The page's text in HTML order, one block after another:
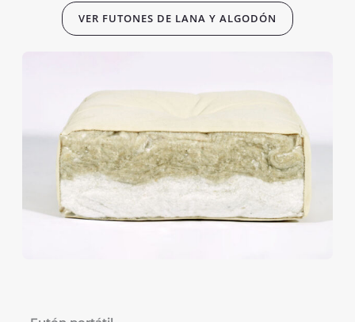
VER FUTONES DE LANA Y ALGODÓN